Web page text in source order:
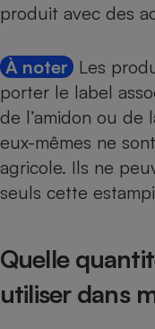
produit avec des
À noter Les
porter le label
de l’amidon ou de
eux-mêmes ne
agricole. Ils ne
seuls cette
Quelle
utiliser dans